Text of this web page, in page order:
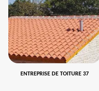
ENTREPRISE DE TOITURE 37